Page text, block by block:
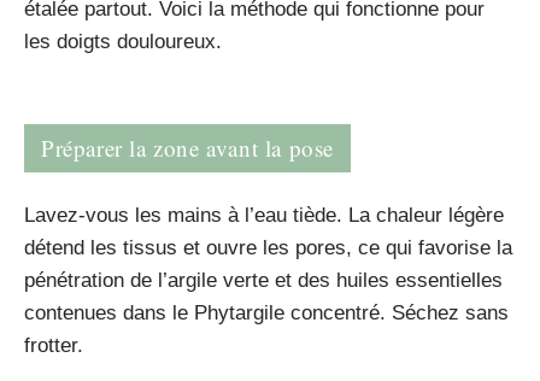
étalée partout. Voici la méthode qui fonctionne pour
les doigts douloureux.
Préparer la zone avant la pose
Lavez-vous les mains à l’eau tiède. La chaleur légère
détend les tissus et ouvre les pores, ce qui favorise la
pénétration de l’argile verte et des huiles essentielles
contenues dans le Phytargile concentré. Séchez sans
frotter.